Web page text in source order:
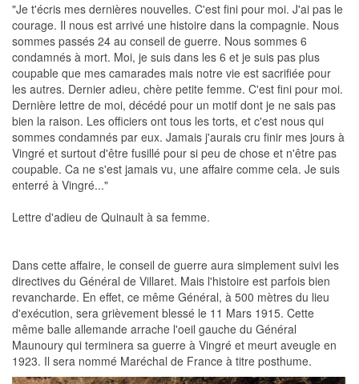
"Je t'écris mes dernières nouvelles. C'est fini pour moi. J'ai pas le
courage. Il nous est arrivé une histoire dans la compagnie. Nous
sommes passés 24 au conseil de guerre. Nous sommes 6
condamnés à mort. Moi, je suis dans les 6 et je suis pas plus
coupable que mes camarades mais notre vie est sacrifiée pour
les autres. Dernier adieu, chère petite femme. C'est fini pour moi.
Dernière lettre de moi, décédé pour un motif dont je ne sais pas
bien la raison. Les officiers ont tous les torts, et c'est nous qui
sommes condamnés par eux. Jamais j'aurais cru finir mes jours à
Vingré et surtout d'être fusillé pour si peu de chose et n'être pas
coupable. Ca ne s'est jamais vu, une affaire comme cela. Je suis
enterré à Vingré..."
Lettre d'adieu de Quinault à sa femme.
Dans cette affaire, le conseil de guerre aura simplement suivi les
directives du Général de Villaret. Mais l'histoire est parfois bien
revancharde. En effet, ce même Général, à 500 mètres du lieu
d'exécution, sera grièvement blessé le 11 Mars 1915. Cette
même balle allemande arrache l'oeil gauche du Général
Maunoury qui terminera sa guerre à Vingré et meurt aveugle en
1923. Il sera nommé Maréchal de France à titre posthume.